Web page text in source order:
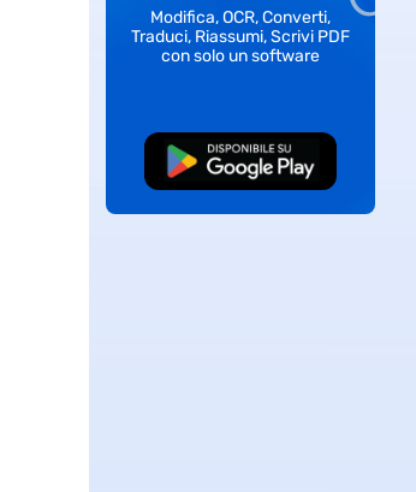
Modifica, OCR, Converti,
Traduci, Riassumi, Scrivi PDF
con solo un software
Download Gratis